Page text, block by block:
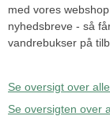
med vores
nyhedsbreve - så
vandrebukser på
Se oversigt over
Se oversigten over